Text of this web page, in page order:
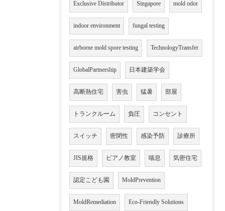
Exclusive Distributor Singapore mold odor
indoor environment fungal testing
airborne mold spore testing TechnologyTransfer
GlobalPartnership 日本建築学会
高断熱住宅 害虫 猛暑 部屋
トランクルーム 負圧 コンセント
スイッチ 密閉性 感染予防 診療所
JIS規格 ピアノ教室 喘息 気密住宅
認定こども園 MoldPrevention
MoldRemediation Eco-Friendly Solutions